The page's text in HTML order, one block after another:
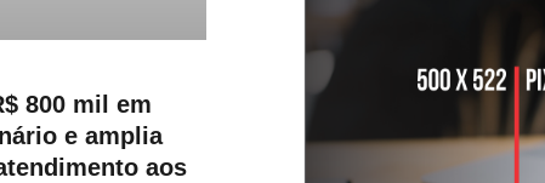
800 mil em
e amplia
aos